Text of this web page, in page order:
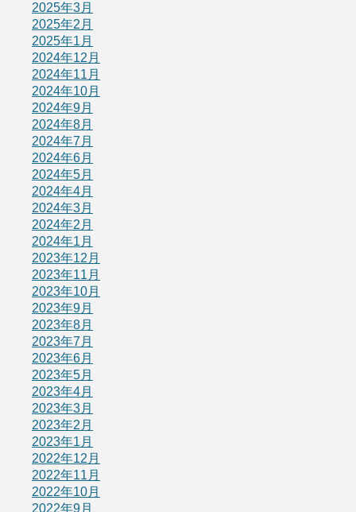
2025年3月
2025年2月
2025年1月
2024年12月
2024年11月
2024年10月
2024年9月
2024年8月
2024年7月
2024年6月
2024年5月
2024年4月
2024年3月
2024年2月
2024年1月
2023年12月
2023年11月
2023年10月
2023年9月
2023年8月
2023年7月
2023年6月
2023年5月
2023年4月
2023年3月
2023年2月
2023年1月
2022年12月
2022年11月
2022年10月
2022年9月